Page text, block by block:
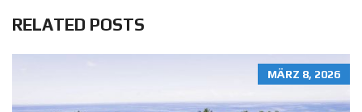
RELATED POSTS
MÄRZ 8, 2026